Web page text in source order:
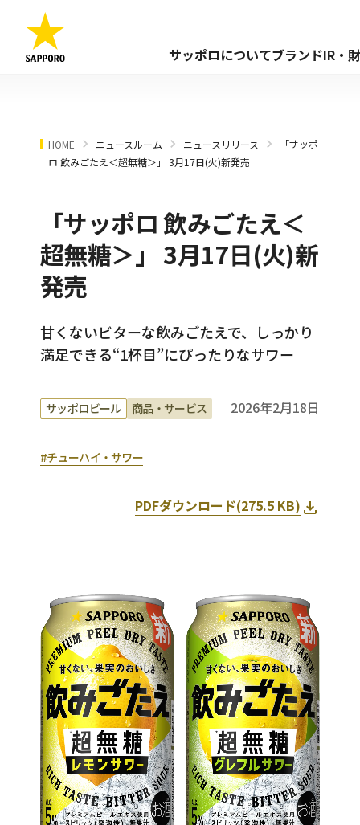
サッポロについてブランドIR・
HOME ニュースルーム ニュースリリース
「サッポ
ロ 飲みごたえ＜超無糖＞」 3月17日(火)新発売
「サッポロ 飲みごたえ＜
超無糖＞」 3月17日(火)新
発売
甘くないビターな飲みごたえで、しっかり
満足できる“1杯目”にぴったりなサワー
サッポロビール 商品・サービス 2026年2月18日
#チューハイ・サワー
PDFダウンロード(275.5 KB)